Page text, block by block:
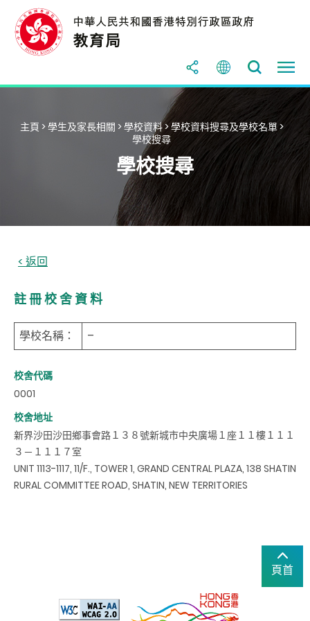
主頁 >學生及家長相關 >學校資料>學校資料搜尋及學校名單>
學校搜尋
學校搜尋
註 冊 校 舍 資 料
學校名稱： –
校舍代碼
0001
校舍地址
新界沙田沙田鄉事會路１３８號新城市中央廣場１座１１樓１１１
３－１１１７室
UNIT 1113-1117, 11/F., TOWER 1, GRAND CENTRAL PLAZA, 138 SHATIN
RURAL COMMITTEE ROAD, SHATIN, NEW TERRITORIES
頁首